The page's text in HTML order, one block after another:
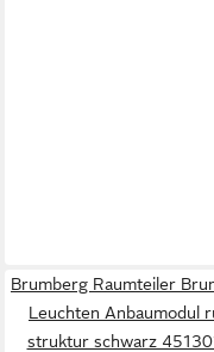
Brumberg Raumteiler
Leuchten Anbaumodul
struktur schwarz